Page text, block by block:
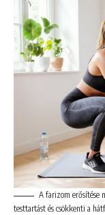
A farizom erősítése
testtartást és csökkenti a